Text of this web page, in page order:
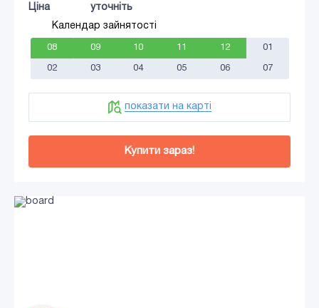
Ціна
уточніть
Календар зайнятості
08 09 10 11 12 01
02 03 04 05 06 07
показати на карті
Купити зараз!